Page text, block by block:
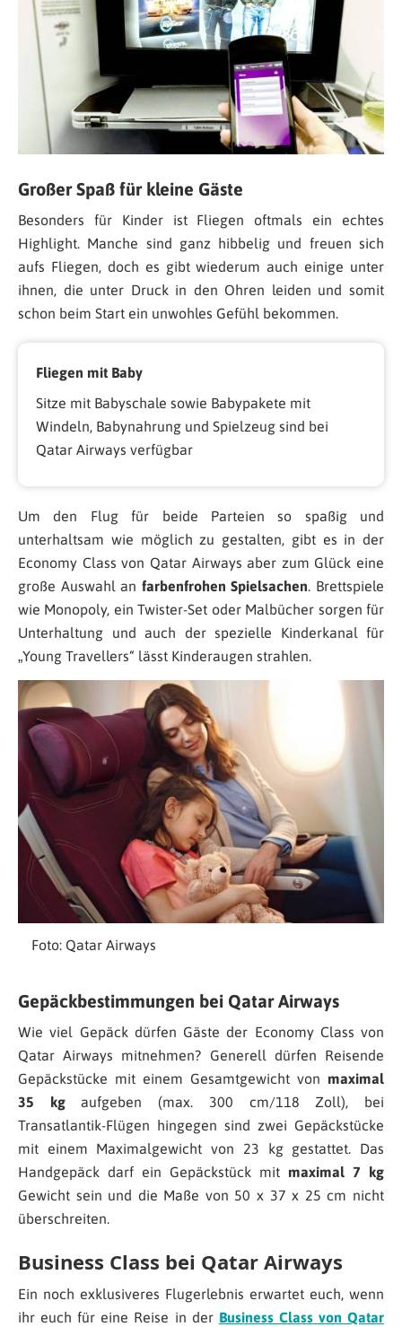
Großer Spaß für kleine Gäste
Besonders für Kinder ist Fliegen oftmals ein echtes
Highlight. Manche sind ganz hibbelig und freuen sich
aufs Fliegen, doch es gibt wiederum auch einige unter
ihnen, die unter Druck in den Ohren leiden und somit
schon beim Start ein unwohles Gefühl bekommen.
Fliegen mit Baby
Sitze mit Babyschale sowie Babypakete mit
Windeln, Babynahrung und Spielzeug sind bei
Qatar Airways verfügbar
Um den Flug für beide Parteien so spaßig und
unterhaltsam wie möglich zu gestalten, gibt es in der
Economy Class von Qatar Airways aber zum Glück eine
große Auswahl an farbenfrohen Spielsachen. Brettspiele
wie Monopoly, ein Twister-Set oder Malbücher sorgen für
Unterhaltung und auch der spezielle Kinderkanal für
„Young Travellers“ lässt Kinderaugen strahlen.
Foto: Qatar Airways
Gepäckbestimmungen bei Qatar Airways
Wie viel Gepäck dürfen Gäste der Economy Class von
Qatar Airways mitnehmen? Generell dürfen Reisende
Gepäckstücke mit einem Gesamtgewicht von maximal
35 kgaufgeben (max. 300 cm/118 Zoll), bei
Transatlantik-Flügen hingegen sind zwei Gepäckstücke
mit einem Maximalgewicht von 23 kg gestattet. Das
Handgepäck darf ein Gepäckstück mit maximal 7 kg
Gewicht sein und die Maße von 50 x 37 x 25 cm nicht
überschreiten.
Business Class bei Qatar Airways
Ein noch exklusiveres Flugerlebnis erwartet euch, wenn
ihr euch für eine Reise in der Business Class von Qatar